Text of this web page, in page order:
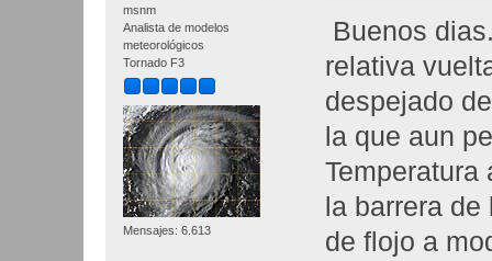
msnm
Analista de modelos
meteorológicos
Tornado F3
Mensajes: 6.613
Buenos
relativa
despejado
la que aun
Temperatura
la barrera de
de flojo a